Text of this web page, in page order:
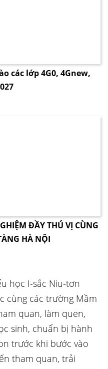
các lớp 4G0, 4Gnew,
ĐẦY THÚ VỊ CÙNG
HÀ NỘI
học I-sắc Niu-tơn
cùng các trường Mầm
quan, làm quen,
sinh, chuẩn bị hành
trước khi bước vào
tham quan, trải